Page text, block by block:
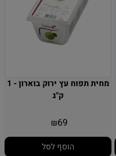
מחית תפוח עץ ירוק בוארון - 1
ק"ג
₪69
הוסף לסל